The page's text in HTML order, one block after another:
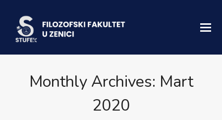
Monthly Archives: Mart
2020